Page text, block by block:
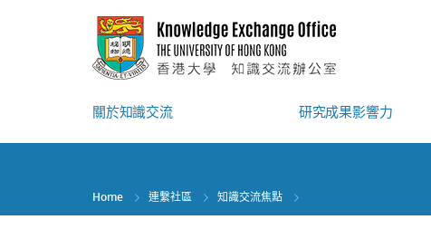
關於知識交流 研究成果影響力
Home 連繫社區 知識交流焦點